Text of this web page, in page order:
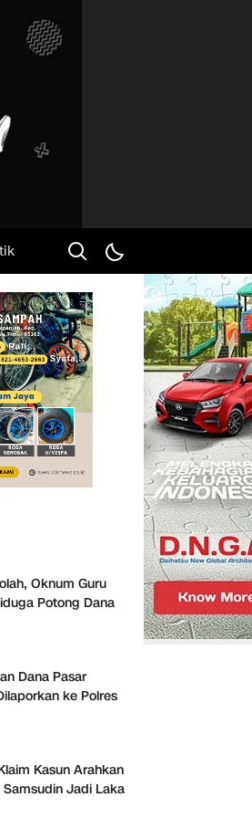
Oknum Guru
Potong Dana
Dana Pasar
ke Polres
Kasun Arahkan
Jadi Laka